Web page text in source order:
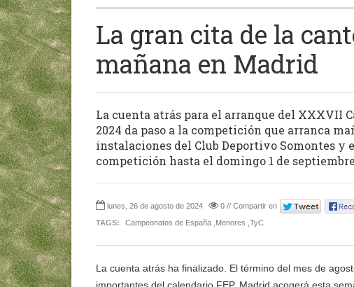
La gran cita de la
mañana en Madrid
La cuenta atrás para el arranque del XXXVII
2024 da paso a la competición que arranca
instalaciones del Club Deportivo Somontes y
competición hasta el domingo 1 de
lunes, 26 de agosto de 2024
0 // Compartir en
TAGS:
Campeonatos de España ,Menores ,TyC
La cuenta atrás ha finalizado. El término del mes de